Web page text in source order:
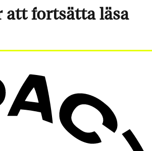
att fortsätta läsa